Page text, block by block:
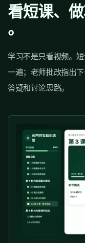
看短课、
。
学习不是只看视频。
一遍；老师批改指出
答疑和讨论思路。